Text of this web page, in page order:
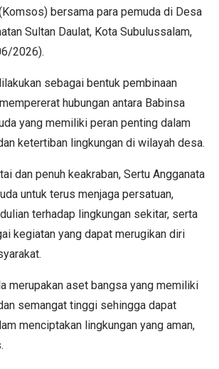
bersama para pemuda di Desa
Sultan Daulat, Kota Subulussalam,
2026).
sebagai bentuk pembinaan
hubungan antara Babinsa
yang memiliki peran penting dalam
ketertiban lingkungan di wilayah desa.
dan penuh keakraban, Sertu Angganata
untuk terus menjaga persatuan,
terhadap lingkungan sekitar, serta
kegiatan yang dapat merugikan diri
merupakan aset bangsa yang memiliki
semangat tinggi sehingga dapat
menciptakan lingkungan yang aman,